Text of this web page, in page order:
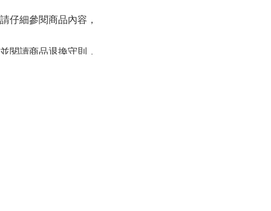
請仔細參閱商品內容，
並閱讀商品退換守則，